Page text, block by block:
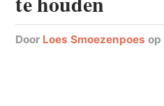
door Loes Smoezenpoes op